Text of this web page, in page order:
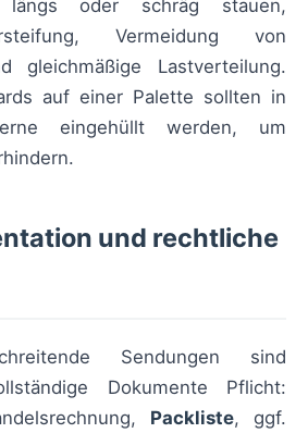
längs oder schräg stauen,
Vermeidung von
gleichmäßige Lastverteilung.
auf einer Palette sollten in
eingehüllt werden, um
und rechtliche
Sendungen sind
Dokumente Pflicht:
Packliste, ggf.